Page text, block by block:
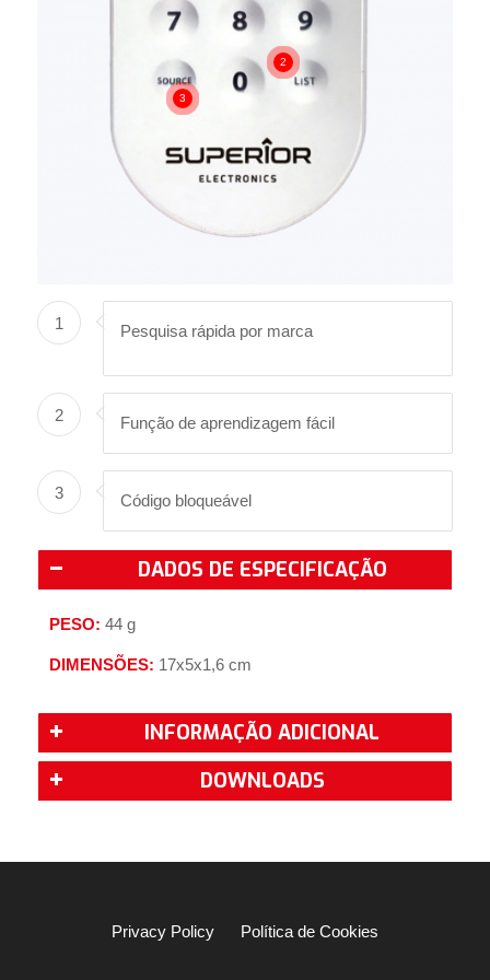
2
3
1 Pesquisa rápida por marca
2 Função de aprendizagem fácil
3 Código bloqueável
DADOS DE ESPECIFICAÇÃO
PESO: 44 g
DIMENSÕES: 17x5x1,6 cm
INFORMAÇÃO ADICIONAL
DOWNLOADS
Privacy Policy Política de Cookies